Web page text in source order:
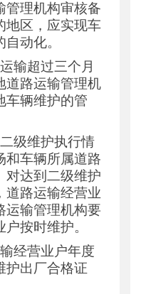
管理机构审核备
地区，应实现车
动化。
输超过三个月
道路运输管理机
车辆维护的管
级维护执行情
和车辆所属道路
对达到二级维护
道路运输经营业
运输管理机构要
按时维护。
经营业户年度
护出厂合格证